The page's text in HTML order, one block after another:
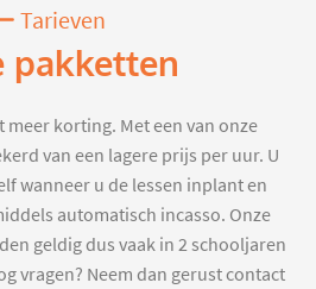
Tarieven
pakketten
meer korting. Met een van onze
van een lagere prijs per uur. U
wanneer u de lessen inplant en
automatisch incasso. Onze
geldig dus vaak in 2 schooljaren
vragen? Neem dan gerust contact